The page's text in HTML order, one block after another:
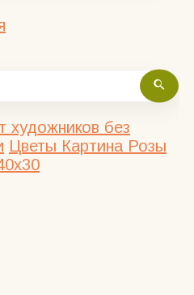
художников без
Цветы Картина Розы